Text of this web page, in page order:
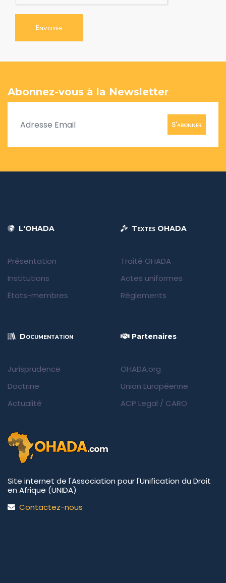
Envoyer
Abonnez-vous à la Newsletter
S'abonner
L'OHADA
Présentation
Institutions
États-membres
Textes OHADA
Traité OHADA
Actes uniformes
Règlements
Documentation
Jurisprudence
Doctrine
Actualité
Partenaires
OHADA.org
Union Européenne
ACP Legal / CARO
Site internet de l'Association pour l'Unification du Droit
en Afrique (UNIDA)
Contactez-nous